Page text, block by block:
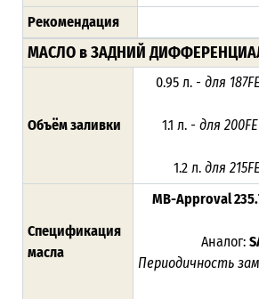
Рекомендация
МАСЛО в ЗАДНИЙ
Объём заливки
0.95 л. - для
1.1 л. - для
1.2 л. для
Спецификация
масла
MB-Approval
Аналог:
Периодичность